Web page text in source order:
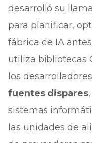
desarrolló su
para planificar,
fábrica de IA
utiliza bibliotecas
los desarrolladores
fuentes dispares
sistemas
las unidades de